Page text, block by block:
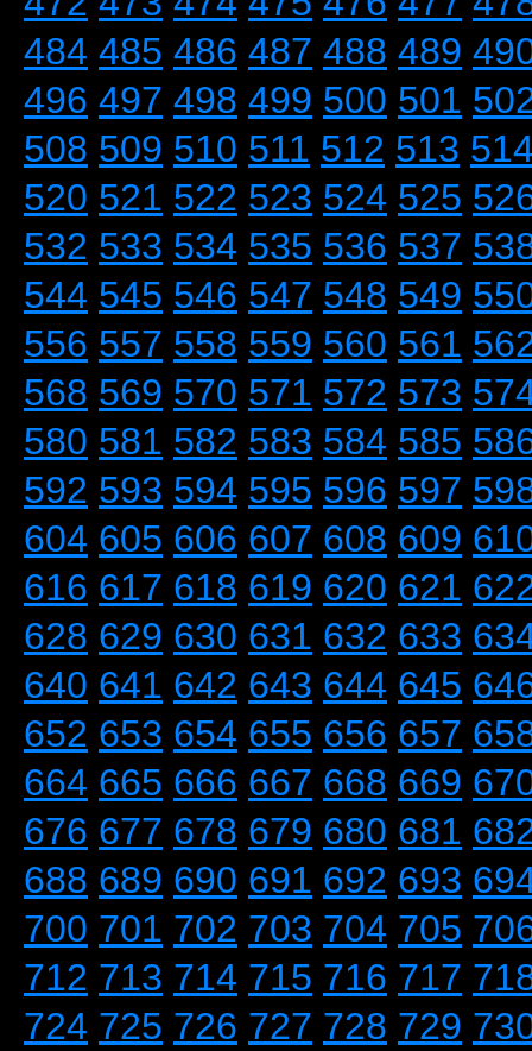
484 485 486 487 488 489
496 497 498 499 500 501
508 509 510 511 512 513
520 521 522 523 524 525
532 533 534 535 536 537
544 545 546 547 548 549
556 557 558 559 560 561
568 569 570 571 572 573
580 581 582 583 584 585
592 593 594 595 596 597
604 605 606 607 608 609
616 617 618 619 620 621
628 629 630 631 632 633
640 641 642 643 644 645
652 653 654 655 656 657
664 665 666 667 668 669
676 677 678 679 680 681
688 689 690 691 692 693
700 701 702 703 704 705
712 713 714 715 716 717
724 725 726 727 728 729